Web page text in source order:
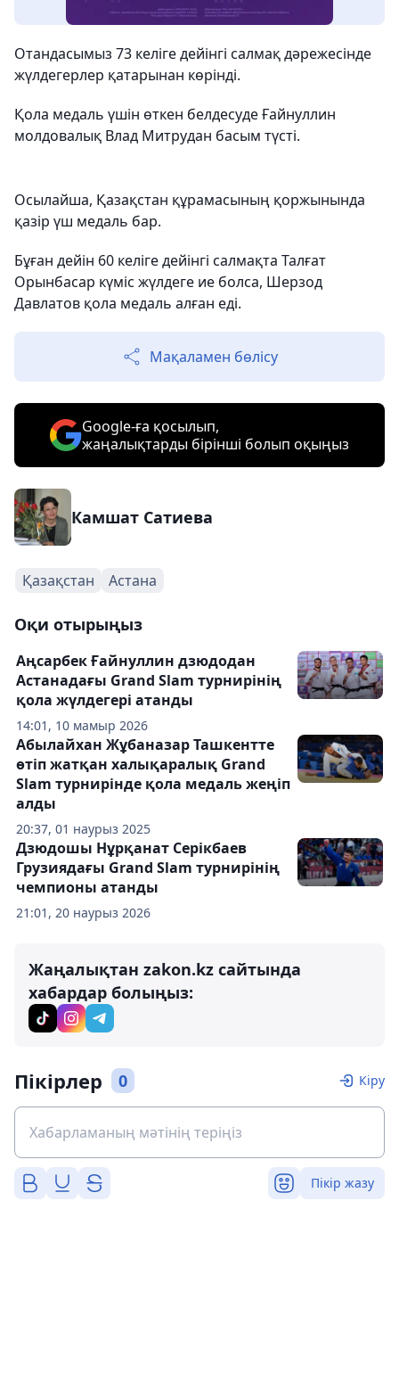
Отандасымыз 73 келіге дейінгі салмақ дәрежесінде
жүлдегерлер қатарынан көрінді.
Қола медаль үшін өткен белдесуде Ғайнуллин
молдовалық Влад Митрудан басым түсті.
Осылайша, Қазақстан құрамасының қоржынында
қазір үш медаль бар.
Бұған дейін 60 келіге дейінгі салмақта Талғат
Орынбасар күміс жүлдеге ие болса, Шерзод
Давлатов қола медаль алған еді.
Мақаламен бөлісу
Google-ға қосылып,
жаңалықтарды бірінші болып оқыңыз
Камшат Сатиева
Қазақстан Астана
Оқи отырыңыз
14:01, 10 мамыр 2026
Аңсарбек Ғайнуллин дзюдодан
Астанадағы Grand Slam турнирінің
қола жүлдегері атанды
20:37, 01 наурыз 2025
Абылайхан Жұбаназар Ташкентте
өтіп жатқан халықаралық Grand
Slam турнирінде қола медаль жеңіп
алды
21:01, 20 наурыз 2026
Дзюдошы Нұрқанат Серікбаев
Грузиядағы Grand Slam турнирінің
чемпионы атанды
Жаңалықтан zakon.kz сайтында
хабардар болыңыз:
Пікірлер 0 Кіру
Пікір жазу